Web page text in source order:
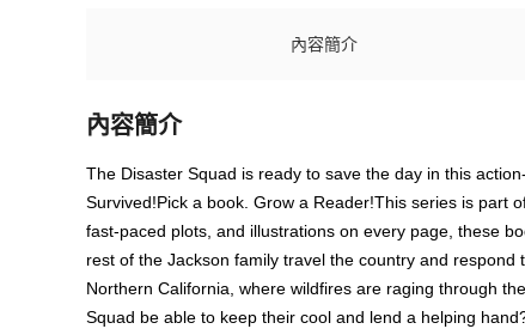
內容簡介
內容簡介
The Disaster Squad is ready to save the day in this
Survived!Pick a book. Grow a Reader!This series is part
fast-paced plots, and illustrations on every page, these
rest of the Jackson family travel the country and
Northern California, where wildfires are raging through
Squad be able to keep their cool and lend a helping